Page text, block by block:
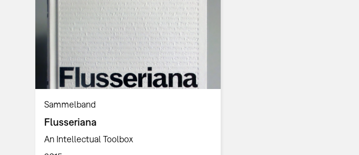
Sammelband
Flusseriana
An Intellectual Toolbox